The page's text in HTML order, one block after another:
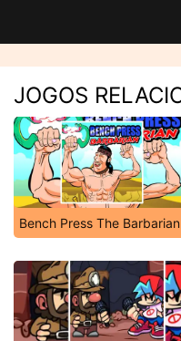
JOGOS
Bench Press The Barbarian